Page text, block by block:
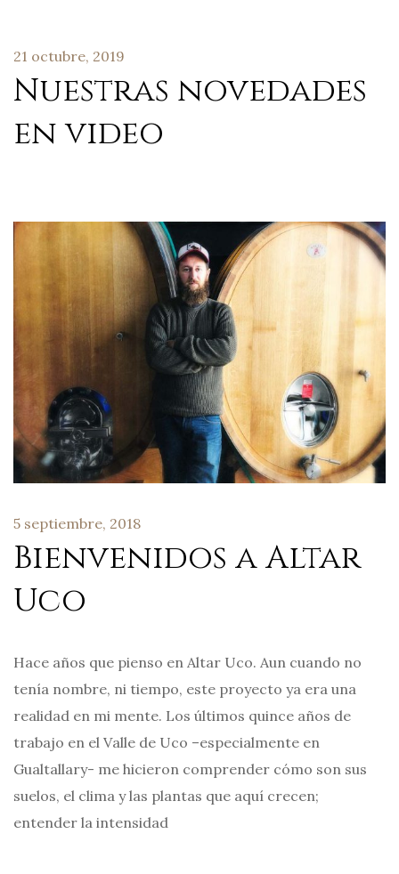
21 octubre, 2019
Nuestras novedades
en video
5 septiembre, 2018
Bienvenidos a Altar
Uco
Hace años que pienso en Altar Uco. Aun cuando no
tenía nombre, ni tiempo, este proyecto ya era una
realidad en mi mente. Los últimos quince años de
trabajo en el Valle de Uco –especialmente en
Gualtallary- me hicieron comprender cómo son sus
suelos, el clima y las plantas que aquí crecen;
entender la intensidad